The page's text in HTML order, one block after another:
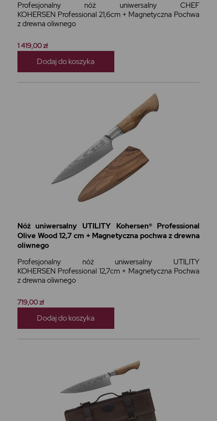
Profesjonalny nóż uniwersalny CHEF
KOHERSEN Professional 21,6cm + Magnetyczna Pochwa
z drewna oliwnego
1 419,00 zł
Dodaj do koszyka
Nóż uniwersalny UTILITY Kohersen® Professional
Olive Wood 12,7 cm + Magnetyczna pochwa z drewna
oliwnego
Profesjonalny nóż uniwersalny UTILITY
KOHERSEN Professional 12,7cm + Magnetyczna Pochwa
z drewna oliwnego
719,00 zł
Dodaj do koszyka